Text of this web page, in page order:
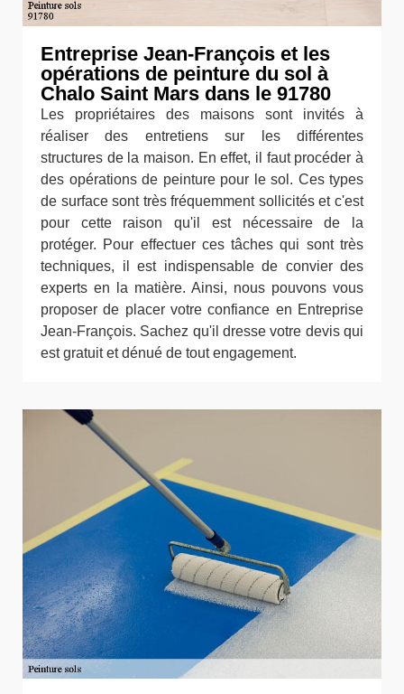
Entreprise Jean-François et les
opérations de peinture du sol à
Chalo Saint Mars dans le 91780
Les propriétaires des maisons sont invités à
réaliser des entretiens sur les différentes
structures de la maison. En effet, il faut procéder à
des opérations de peinture pour le sol. Ces types
de surface sont très fréquemment sollicités et c'est
pour cette raison qu'il est nécessaire de la
protéger. Pour effectuer ces tâches qui sont très
techniques, il est indispensable de convier des
experts en la matière. Ainsi, nous pouvons vous
proposer de placer votre confiance en Entreprise
Jean-François. Sachez qu'il dresse votre devis qui
est gratuit et dénué de tout engagement.